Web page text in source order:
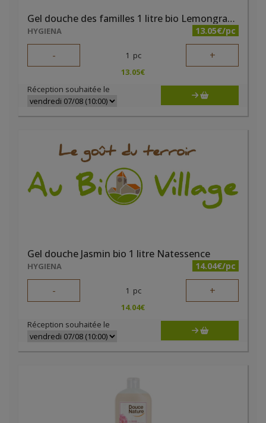
Gel douche des familles 1 litre bio Lemongrass Douce Nature
HYGIENA 13.05€/pc
- 1 pc +
13.05€
Réception souhaitée le
Gel douche Jasmin bio 1 litre Natessence
HYGIENA 14.04€/pc
- 1 pc +
14.04€
Réception souhaitée le